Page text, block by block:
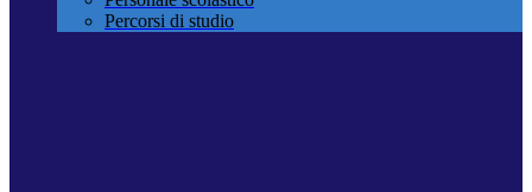
Percorsi di studio